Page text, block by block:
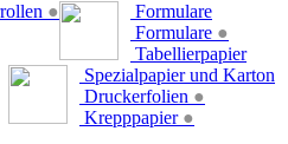
●
Formulare
Formulare ●
Tabellierpapier
Spezialpapier und Karton
Druckerfolien ●
Krepppapier ●